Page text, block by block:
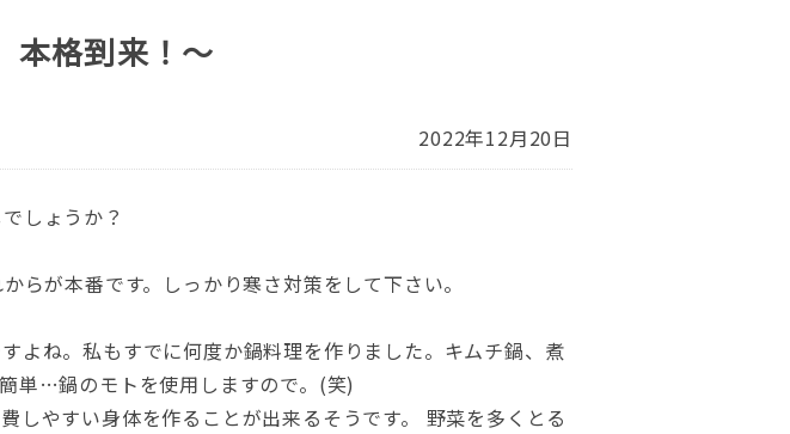
格到来！～
2022年12月20日
しょうか？
らが本番です。しっかり寒さ対策をして下さい。
よね。私もすでに何度か鍋料理を作りました。キムチ鍋、煮
単…鍋のモトを使用しますので。(笑)
しやすい身体を作ることが出来るそうです。 野菜を多くとる